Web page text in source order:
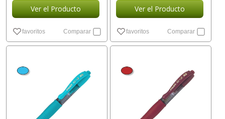
Ver el Producto
favoritos Comparar
Ver el Producto
favoritos Comparar